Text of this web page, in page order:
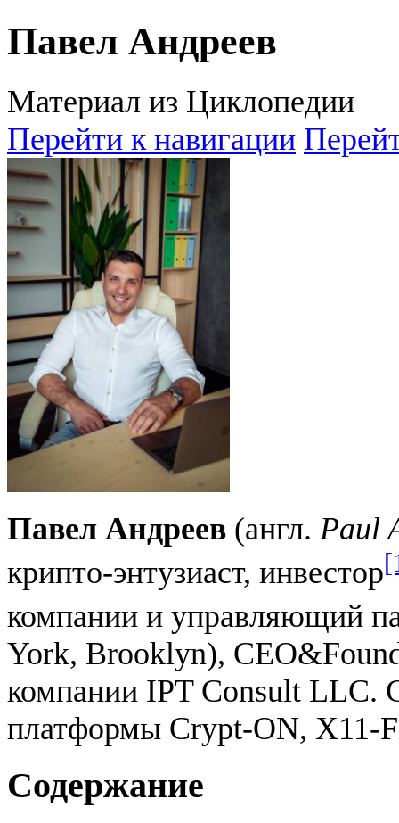
Павел Андреев
Материал из Циклопедии
Перейти к навигации
Павел Андреев (англ. Paul
крипто-энтузиаст, инвестор
компании и управляющий
York, Brooklyn),
компании IPT Consult LLC.
платформы Crypt-ON, X11-
Содержание